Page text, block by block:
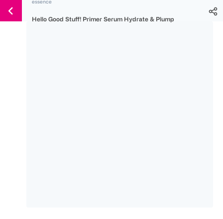
150 Ös
300 Ös
500 Ös
Weiter
zum
essence
Hello Good Stuff! Primer Serum Hydrate & Plump